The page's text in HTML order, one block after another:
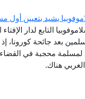
يشيد بتعيين أول
التابع لدار
بعد جائحة
لمسلمة محجبة في القضاء
هناك.